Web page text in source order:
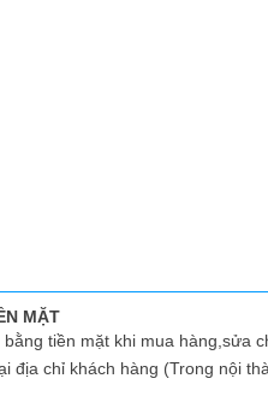
MẶT
tiền mặt khi mua hàng,sửa
địa chỉ khách hàng (Trong nội